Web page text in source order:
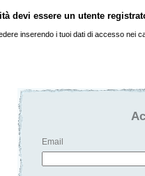
devi essere un utente
inserendo i tuoi dati di accesso nei
Email